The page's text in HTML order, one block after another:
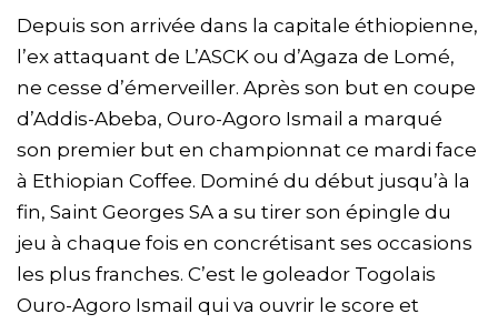
Depuis son arrivée dans la capitale éthiopienne,
l’ex attaquant de L’ASCK ou d’Agaza de Lomé,
ne cesse d’émerveiller. Après son but en coupe
d’Addis-Abeba, Ouro-Agoro Ismail a marqué
son premier but en championnat ce mardi face
à Ethiopian Coffee. Dominé du début jusqu’à la
fin, Saint Georges SA a su tirer son épingle du
jeu à chaque fois en concrétisant ses occasions
les plus franches. C’est le goleador Togolais
Ouro-Agoro Ismail qui va ouvrir le score et